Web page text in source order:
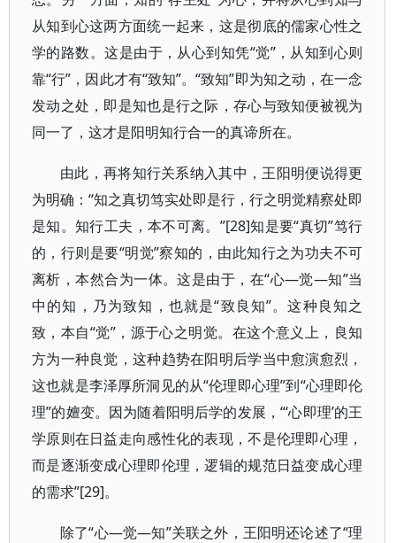
从知到心这两方面统一起来，这是彻底的儒家心性之
学的路数。这是由于，从心到知凭“觉”，从知到心则
靠“行”，因此才有“致知”。“致知”即为知之动，在一念
发动之处，即是知也是行之际，存心与致知便被视为
同一了，这才是阳明知行合一的真谛所在。
由此，再将知行关系纳入其中，王阳明便说得更
为明确：“知之真切笃实处即是行，行之明觉精察处即
是知。知行工夫，本不可离。”[28]知是要“真切”笃行
的，行则是要“明觉”察知的，由此知行之为功夫不可
离析，本然合为一体。这是由于，在“心—觉—知”当
中的知，乃为致知，也就是“致良知”。这种良知之
致，本自“觉”，源于心之明觉。在这个意义上，良知
方为一种良觉，这种趋势在阳明后学当中愈演愈烈，
这也就是李泽厚所洞见的从“伦理即心理”到“心理即伦
理”的嬗变。因为随着阳明后学的发展，“‘心即理’的王
学原则在日益走向感性化的表现，不是伦理即心理，
而是逐渐变成心理即伦理，逻辑的规范日益变成心理
的需求”[29]。
除了“心—觉—知”关联之外，王阳明还论述了“理